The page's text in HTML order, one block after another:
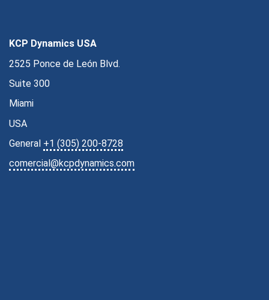
KCP Dynamics USA
2525 Ponce de León Blvd.
Suite 300
Miami
USA
General +1 (305) 200-8728
comercial@kcpdynamics.com